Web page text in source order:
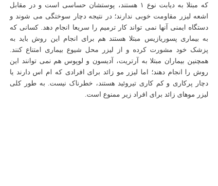
که مبتلا به دیابت نوع ۱ هستند، پوستشان حساسی است و در مقابل
اشعه لیزر مقاومت خوبی ندارند؛ در نتیجه دچار سوختگی می شوند و
دستگاه ایمنی آنها نمی تواند کار ترمیم را سریعا انجام دهد. کسانی که
به بیماری پسوریازیس مبتلا هستند هم برای انجام این روش باید به
پزشک خود مشورت کرده و از لیزر محل شیوع بیماری امتناع کنند.
همچنین بیماران مبتلا به آرتریت، آدیسون و لوپوس هم نمی توانند این
روش را انجام دهند؛ اما لیزر مو زائد برای افرادی که ام اس دارند یا
دچار پرکاری و کم کاری تیروئید هستند، خطرناک نیست. به طور کلی
لیزر موهای زائد برای افراد زیر ممنوع است.